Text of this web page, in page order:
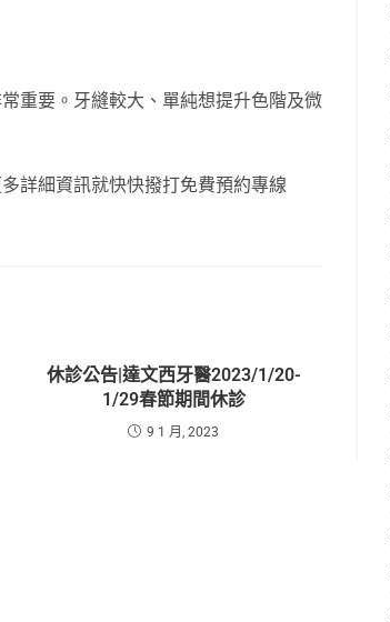
重要。牙縫較大、單純想提升色階及微
詳細資訊就快快撥打免費預約專線
休診公告|達文西牙醫2023/1/20-
1/29春節期間休診
9 1 月, 2023